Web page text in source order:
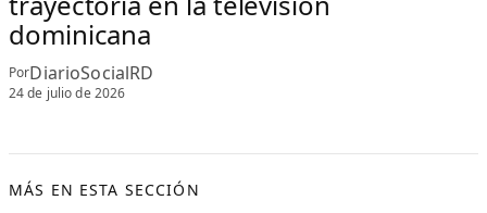
dominicana
PorDiarioSocialRD
24 de julio de 2026
MÁS EN ESTA SECCIÓN